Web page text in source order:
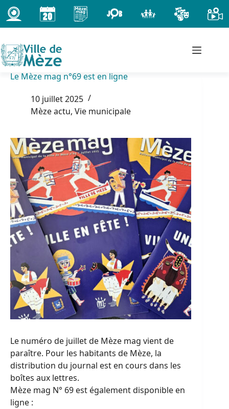
Passer
au
contenu
Le Mèze mag n°69 est en ligne
10 juillet 2025
Mèze actu, Vie municipale
Le numéro de juillet de Mèze mag vient de
paraître. Pour les habitants de Mèze, la
distribution du journal est en cours dans les
boîtes aux lettres.
Mèze mag N° 69 est également disponible en
ligne :